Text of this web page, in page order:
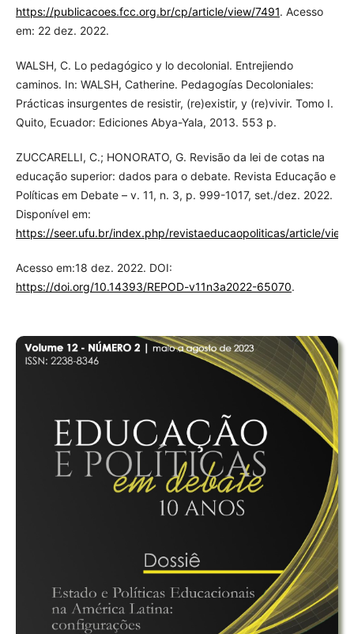
https://publicacoes.fcc.org.br/cp/article/view/7491. Acesso
em: 22 dez. 2022.
WALSH, C. Lo pedagógico y lo decolonial. Entrejiendo
caminos. In: WALSH, Catherine. Pedagogías Decoloniales:
Prácticas insurgentes de resistir, (re)existir, y (re)vivir. Tomo I.
Quito, Ecuador: Ediciones Abya-Yala, 2013. 553 p.
ZUCCARELLI, C.; HONORATO, G. Revisão da lei de cotas na
educação superior: dados para o debate. Revista Educação e
Políticas em Debate – v. 11, n. 3, p. 999-1017, set./dez. 2022.
Disponível em:
https://seer.ufu.br/index.php/revistaeducaopoliticas/article/
Acesso em:18 dez. 2022. DOI:
https://doi.org/10.14393/REPOD-v11n3a2022-65070.